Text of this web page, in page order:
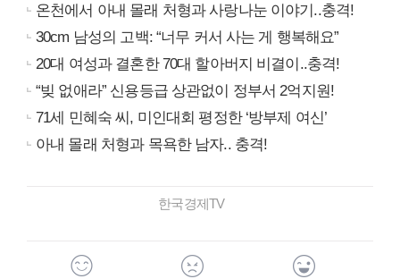
온천에서 아내 몰래 처형과 사랑나눈 이야기..충격!
30cm 남성의 고백: “너무 커서 사는 게 행복해요”
20대 여성과 결혼한 70대 할아버지 비결이..충격!
“빚 없애라” 신용등급 상관없이 정부서 2억지원!
71세 민혜숙 씨, 미인대회 평정한 ‘방부제 여신’
아내 몰래 처형과 목욕한 남자.. 충격!
한국경제TV